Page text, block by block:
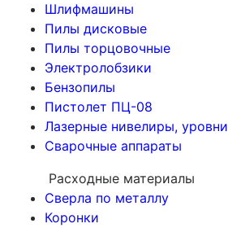
Шлифмашины
Пилы дисковые
Пилы торцовочные
Электролобзики
Бензопилы
Пистолет ПЦ-08
Лазерные нивелиры, уровни
Сварочные аппараты
Расходные материалы
Сверла по металлу
Коронки